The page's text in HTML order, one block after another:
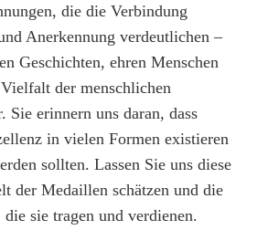
die die Verbindung
Anerkennung verdeutlichen –
Geschichten, ehren Menschen
der menschlichen
Sie erinnern uns daran, dass
in vielen Formen existieren
sollten. Lassen Sie uns diese
der Medaillen schätzen und die
die sie tragen und verdienen.